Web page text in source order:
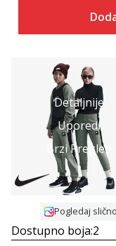
Detaljnije
Uporedi
Brzi Pregled
Pogledaj slično
Dostupno boja:2